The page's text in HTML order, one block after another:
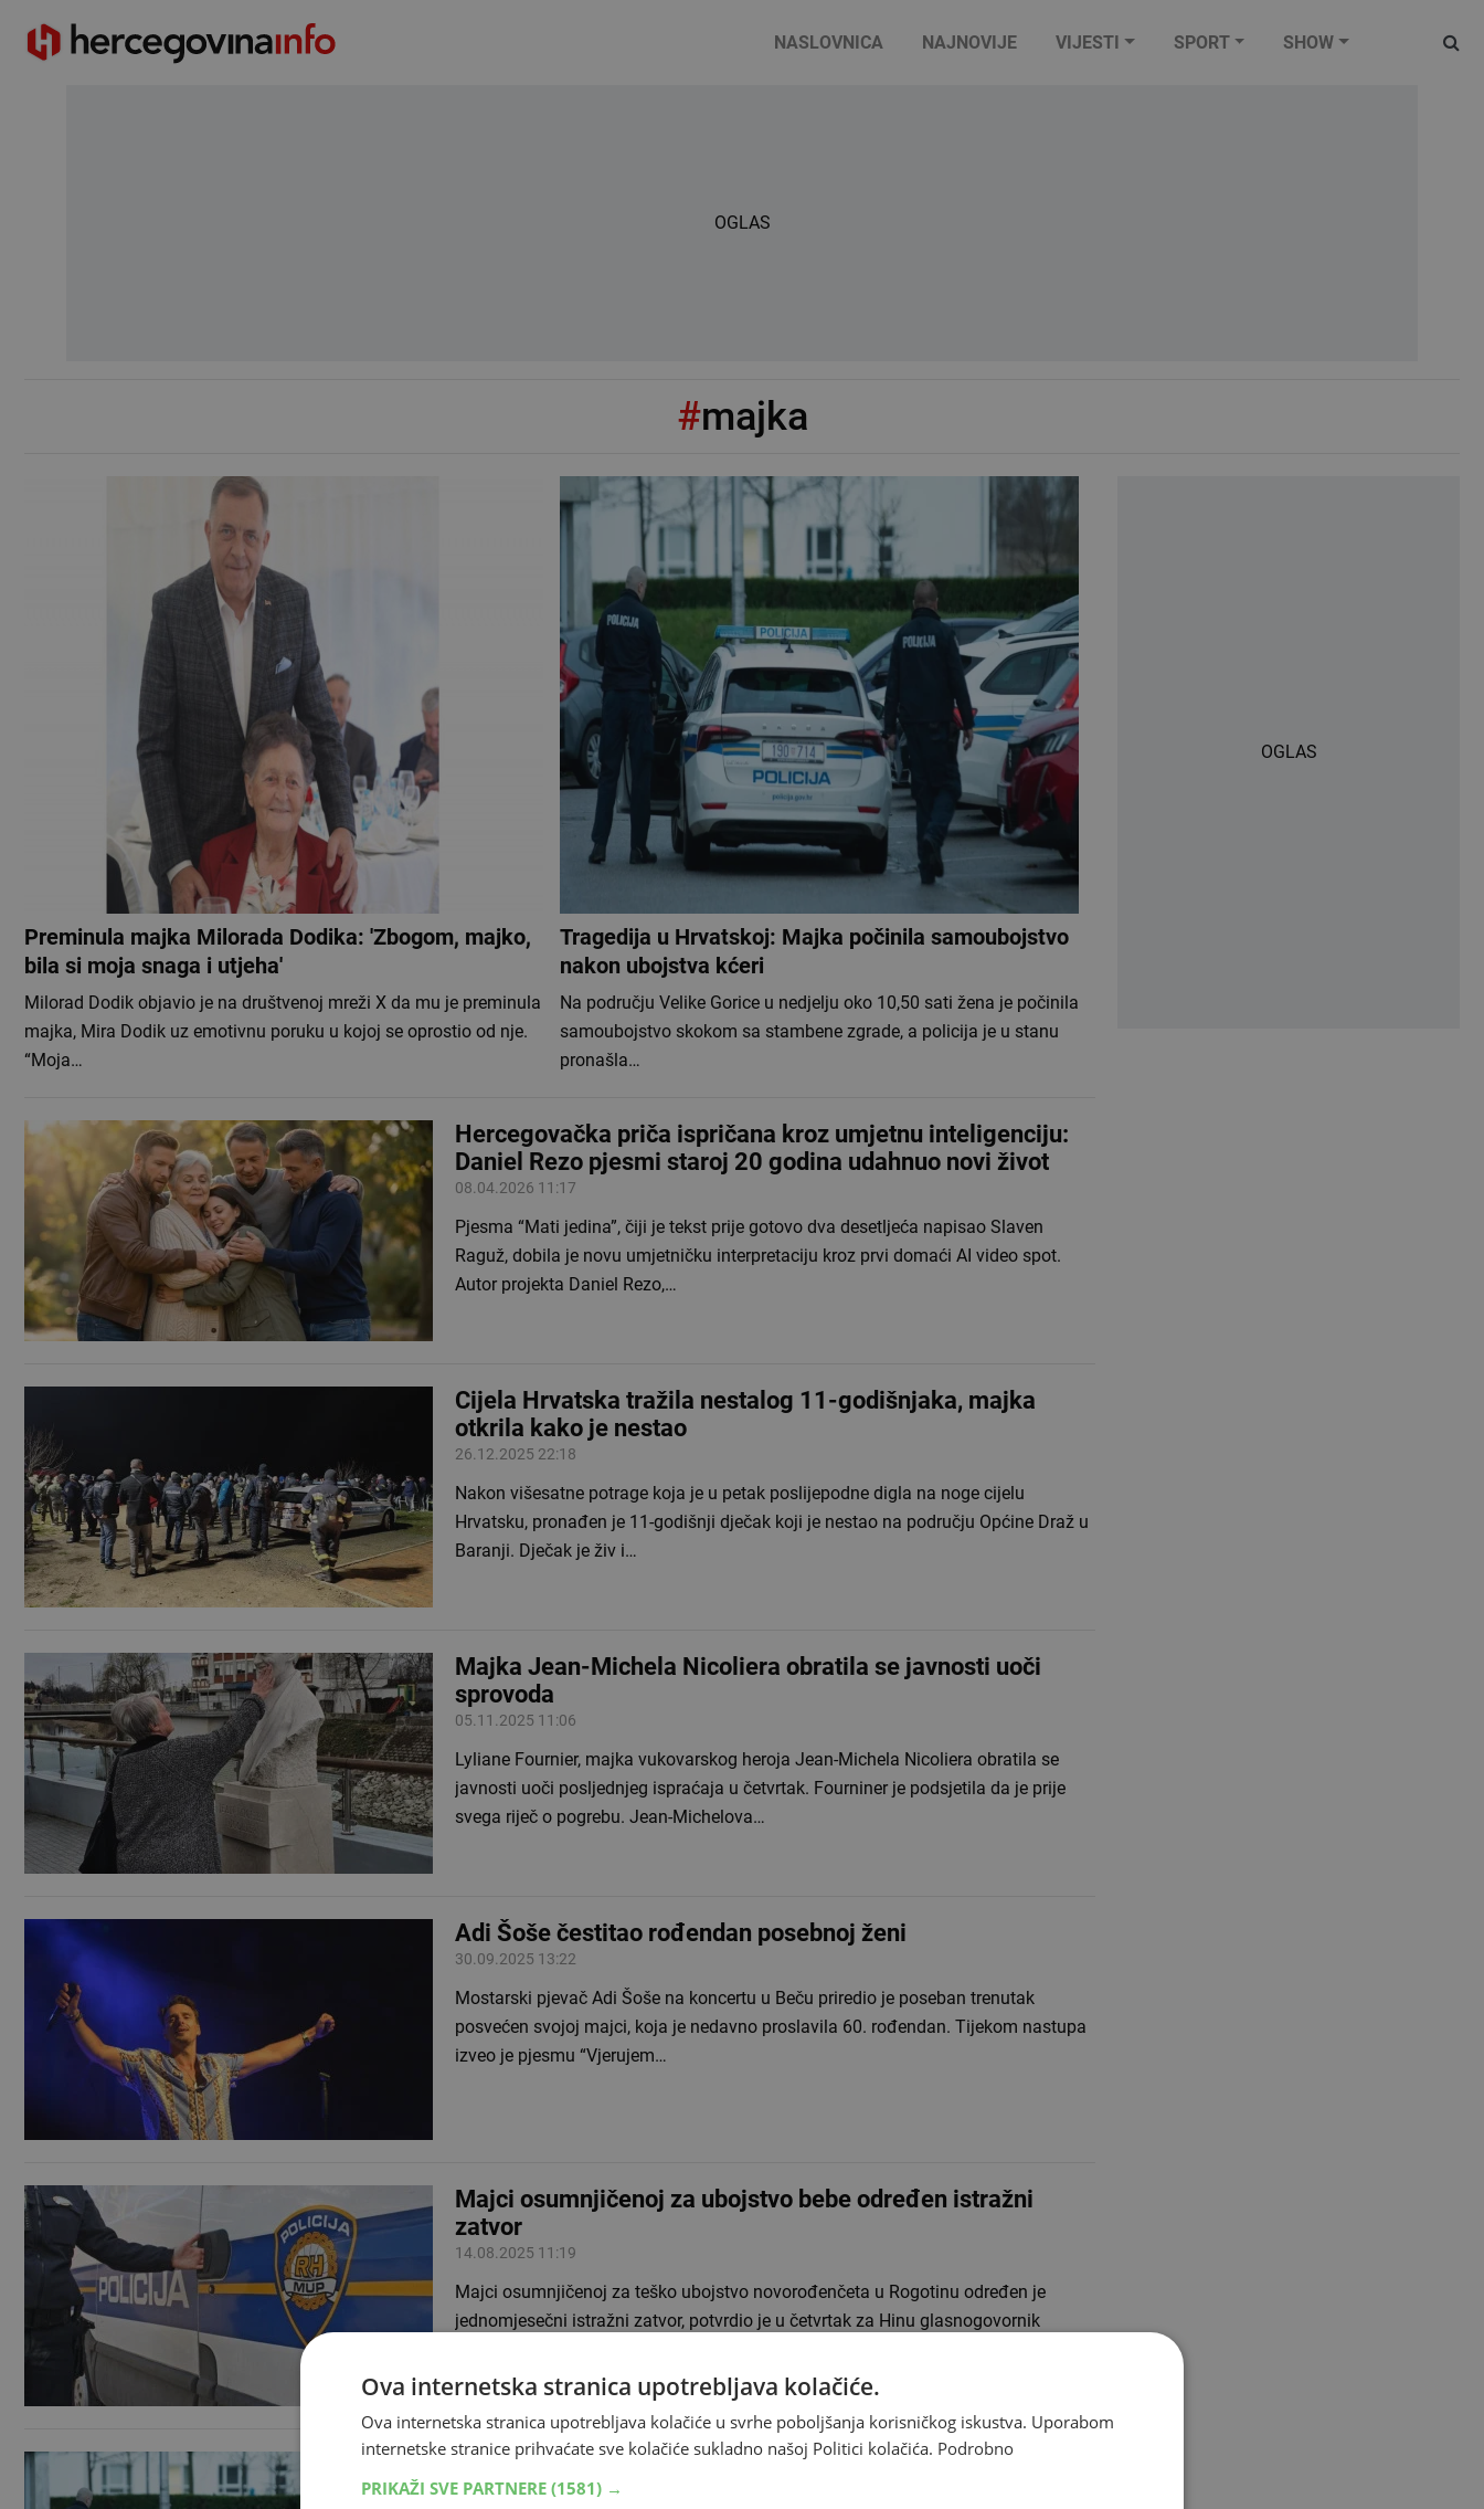
NASLOVNICA NAJNOVIJE VIJESTI SPORT SHOW
OGLAS
#majka
Preminula majka Milorada Dodika: 'Zbogom, majko,
bila si moja snaga i utjeha'
Milorad Dodik objavio je na društvenoj mreži X da mu je preminula
majka, Mira Dodik uz emotivnu poruku u kojoj se oprostio od nje.
“Moja…
Tragedija u Hrvatskoj: Majka počinila samoubojstvo
nakon ubojstva kćeri
Na području Velike Gorice u nedjelju oko 10,50 sati žena je počinila
samoubojstvo skokom sa stambene zgrade, a policija je u stanu
pronašla…
Hercegovačka priča ispričana kroz umjetnu inteligenciju:
Daniel Rezo pjesmi staroj 20 godina udahnuo novi život
08.04.2026 11:17
Pjesma “Mati jedina”, čiji je tekst prije gotovo dva desetljeća napisao Slaven
Raguž, dobila je novu umjetničku interpretaciju kroz prvi domaći AI video spot.
Autor projekta Daniel Rezo,…
Cijela Hrvatska tražila nestalog 11-godišnjaka, majka
otkrila kako je nestao
26.12.2025 22:18
Nakon višesatne potrage koja je u petak poslijepodne digla na noge cijelu
Hrvatsku, pronađen je 11-godišnji dječak koji je nestao na području Općine Draž u
Baranji. Dječak je živ i…
Majka Jean-Michela Nicoliera obratila se javnosti uoči
sprovoda
05.11.2025 11:06
Lyliane Fournier, majka vukovarskog heroja Jean-Michela Nicoliera obratila se
javnosti uoči posljednjeg ispraćaja u četvrtak. Fourniner je podsjetila da je prije
svega riječ o pogrebu. Jean-Michelova…
Adi Šoše čestitao rođendan posebnoj ženi
30.09.2025 13:22
Mostarski pjevač Adi Šoše na koncertu u Beču priredio je poseban trenutak
posvećen svojoj majci, koja je nedavno proslavila 60. rođendan. Tijekom nastupa
izveo je pjesmu “Vjerujem…
Majci osumnjičenoj za ubojstvo bebe određen istražni
zatvor
14.08.2025 11:19
Majci osumnjičenoj za teško ubojstvo novorođenčeta u Rogotinu određen je
jednomjesečni istražni zatvor, potvrdio je u četvrtak za Hinu glasnogovornik
28-godišnja majka osumnjičena za ubojstvo bebe kod
Ploča
OGLAS
Ova internetska stranica upotrebljava kolačiće.
Ova internetska stranica upotrebljava kolačiće u svrhe poboljšanja korisničkog iskustva. Uporabom
internetske stranice prihvaćate sve kolačiće sukladno našoj Politici kolačića. Podrobno
PRIKAŽI SVE PARTNERE (1581) →